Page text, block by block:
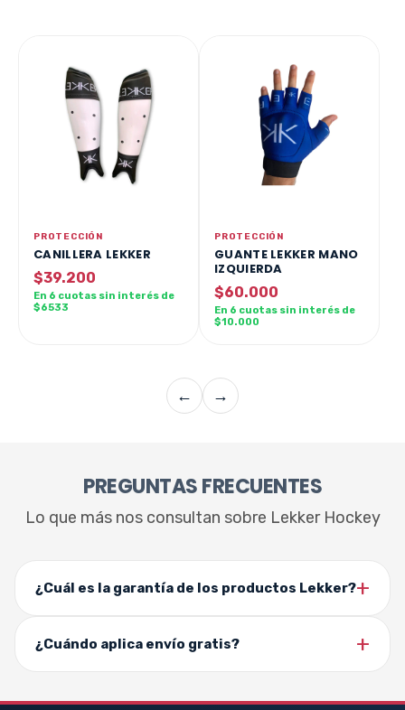
PROTECCIÓN
CANILLERA LEKKER
$39.200
En 6 cuotas sin interés de
$6533
PROTECCIÓN
GUANTE LEKKER MANO
IZQUIERDA
$60.000
En 6 cuotas sin interés de
$10.000
← →
PREGUNTAS FRECUENTES
Lo que más nos consultan sobre Lekker Hockey
¿Cuál es la garantía de los productos Lekker?
¿Cuándo aplica envío gratis?